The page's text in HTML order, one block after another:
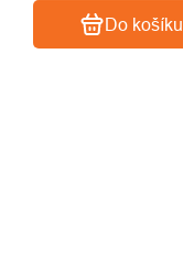
Do košíku